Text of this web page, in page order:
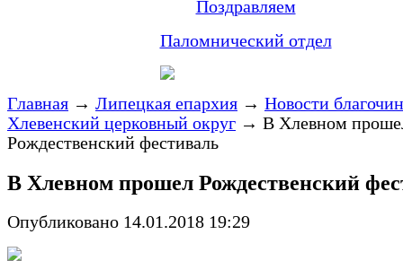
Поздравляем
Паломнический отдел
Главная → Липецкая епархия → Новости
Хлевенский церковный округ → В Хлевном
Рождественский фестиваль
В Хлевном прошел Рождественский
Опубликовано 14.01.2018 19:29